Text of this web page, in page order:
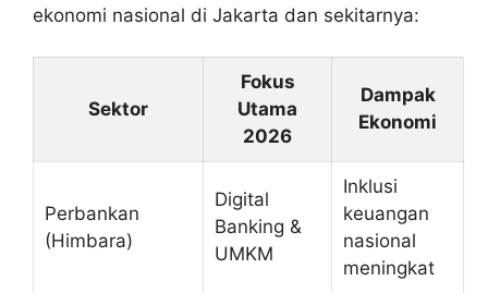
ekonomi nasional di Jakarta dan sekitarnya:
Sektor
Fokus
Utama
2026
Dampak
Ekonomi
Perbankan
(Himbara)
Digital
Banking &
UMKM
Inklusi
keuangan
nasional
meningkat